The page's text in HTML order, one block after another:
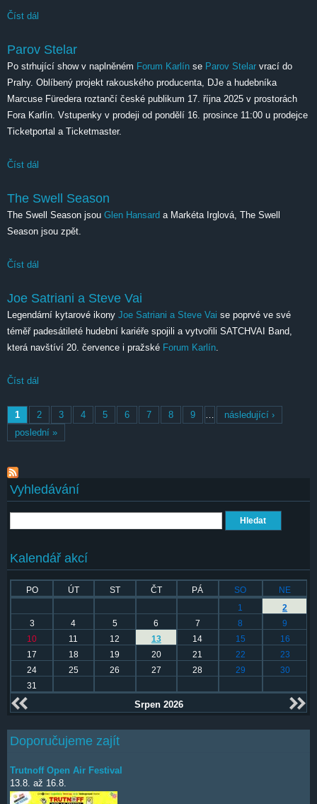
Číst dál
Parov Stelar
Po strhující show v naplněném Forum Karlín se Parov Stelar vrací do
Prahy. Oblíbený projekt rakouského producenta, DJe a hudebníka
Marcuse Füredera roztančí české publikum 17. října 2025 v prostorách
Fora Karlín. Vstupenky v prodeji od pondělí 16. prosince 11:00 u prodejce
Ticketportal a Ticketmaster.
Číst dál
The Swell Season
The Swell Season jsou Glen Hansard a Markéta Irglová, The Swell
Season jsou zpět.
Číst dál
Joe Satriani a Steve Vai
Legendární kytarové ikony Joe Satriani a Steve Vai se poprvé ve své
téměř padesátileté hudební kariéře spojili a vytvořili SATCHVAI Band,
která navštíví 20. července i pražské Forum Karlín
Číst dál
Stránky
1 2 3 4 5 6 7 8 9
následující ›
poslední »
Vyhledávání
Kalendář akcí
PO ÚT ST ČT PÁ SO
NE
1
2
3
4 5 6 7 8
9
10
11 12 13 14 15
16
17
18 19 20 21 22
23
24
25 26 27 28 29
30
31
Srpen 2026
Doporučujeme zajít
Trutnoff Open Air Festival
13.8. až 16.8.